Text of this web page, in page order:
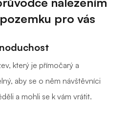
pro vás
který je přímočarý a
aby se o něm návštěvníci
a mohli se k vám vrátit.